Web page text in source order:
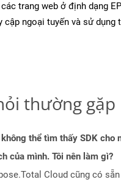
trang web ở định dạng
cập ngoại tuyến và sử dụng
thường gặp
không thể tìm thấy SDK cho
của mình. Tôi nên làm gì?
Cloud cũng có